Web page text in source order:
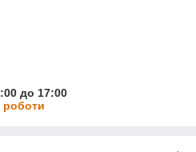
до 17:00
роботи